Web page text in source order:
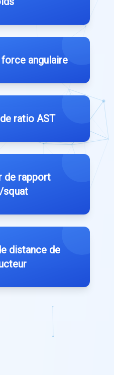
angulaire
ratio AST
de rapport
squat
distance de